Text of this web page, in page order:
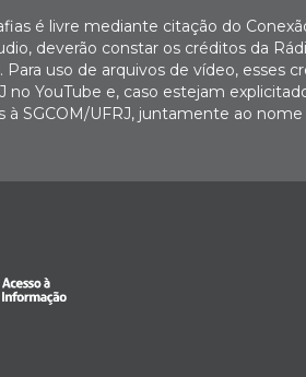
é livre mediante citação do
deverão constar os créditos da
uso de arquivos de vídeo, esses
no YouTube e, caso estejam
à SGCOM/UFRJ, juntamente ao nome